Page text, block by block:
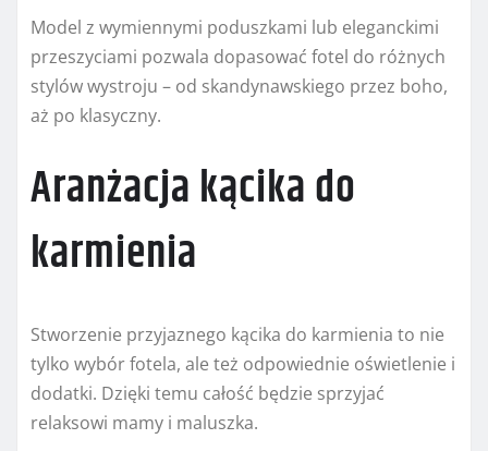
Model z wymiennymi poduszkami lub eleganckimi
przeszyciami pozwala dopasować fotel do różnych
stylów wystroju – od skandynawskiego przez boho,
aż po klasyczny.
Aranżacja kącika do
karmienia
Stworzenie przyjaznego kącika do karmienia to nie
tylko wybór fotela, ale też odpowiednie oświetlenie i
dodatki. Dzięki temu całość będzie sprzyjać
relaksowi mamy i maluszka.